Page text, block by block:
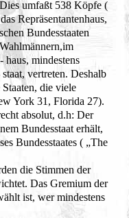
umfaßt 538 Köpfe (
Repräsentantenhaus,
Bundesstaaten
haus, mindestens
vertreten. Deshalb
die viele
York 31, Florida 27).
absolut, d.h: Der
Bundesstaat erhält,
Bundesstaates ( „The
die Stimmen der
Das Gremium der
ist, wer mindestens